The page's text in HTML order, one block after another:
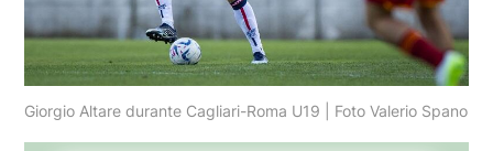
Giorgio Altare durante Cagliari-Roma U19 | Foto Valerio Spano